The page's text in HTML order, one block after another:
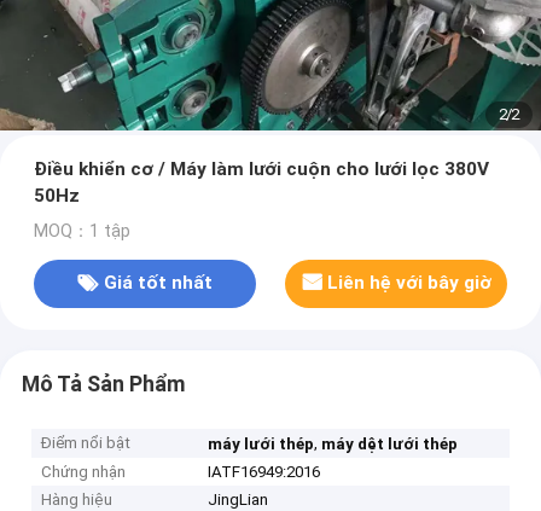
2/2
Điều khiển cơ / Máy làm lưới cuộn cho lưới lọc 380V
50Hz
MOQ：1 tập
Giá tốt nhất Liên hệ với bây giờ
Mô Tả Sản Phẩm
Điểm nổi bật máy lưới thép, máy dệt lưới thép
Chứng nhận
IATF16949:2016
Hàng hiệu
JingLian